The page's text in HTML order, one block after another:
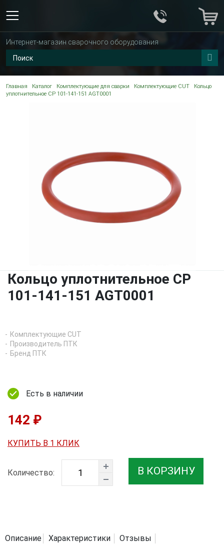
Интернет-магазин сварочного оборудования
Главная Каталог Комплектующие для сварки Комплектующие CUT
Кольцо
уплотнительное CP 101-141-151 AGT0001
Кольцо уплотнительное CP
101-141-151 AGT0001
Комплектующие CUT
Производитель ПТК
Бренд ПТК
Есть в наличии
142 ₽
КУПИТЬ В 1 КЛИК
Количество: В КОРЗИНУ
Описание Характеристики Отзывы